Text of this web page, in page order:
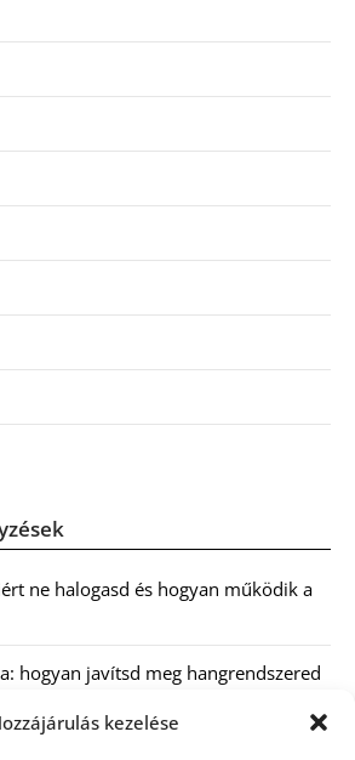
kezelése
ne halogasd és hogyan működik a
hogyan javítsd meg hangrendszered